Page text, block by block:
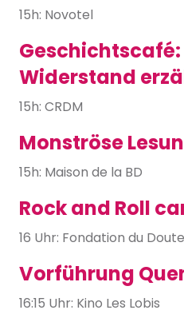
15h: Novotel
Geschichtscafé:
Widerstand
15h: CRDM
Monströse
15h: Maison de la BD
Rock and Roll
16 Uhr: Fondation du Doute
Vorführung
16:15 Uhr: Kino Les Lobis